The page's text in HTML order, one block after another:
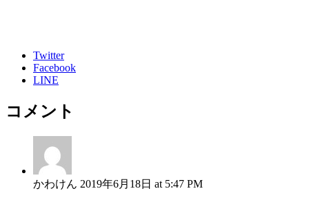
Twitter
Facebook
LINE
コメント
かわけん 2019年6月18日 at 5:47 PM